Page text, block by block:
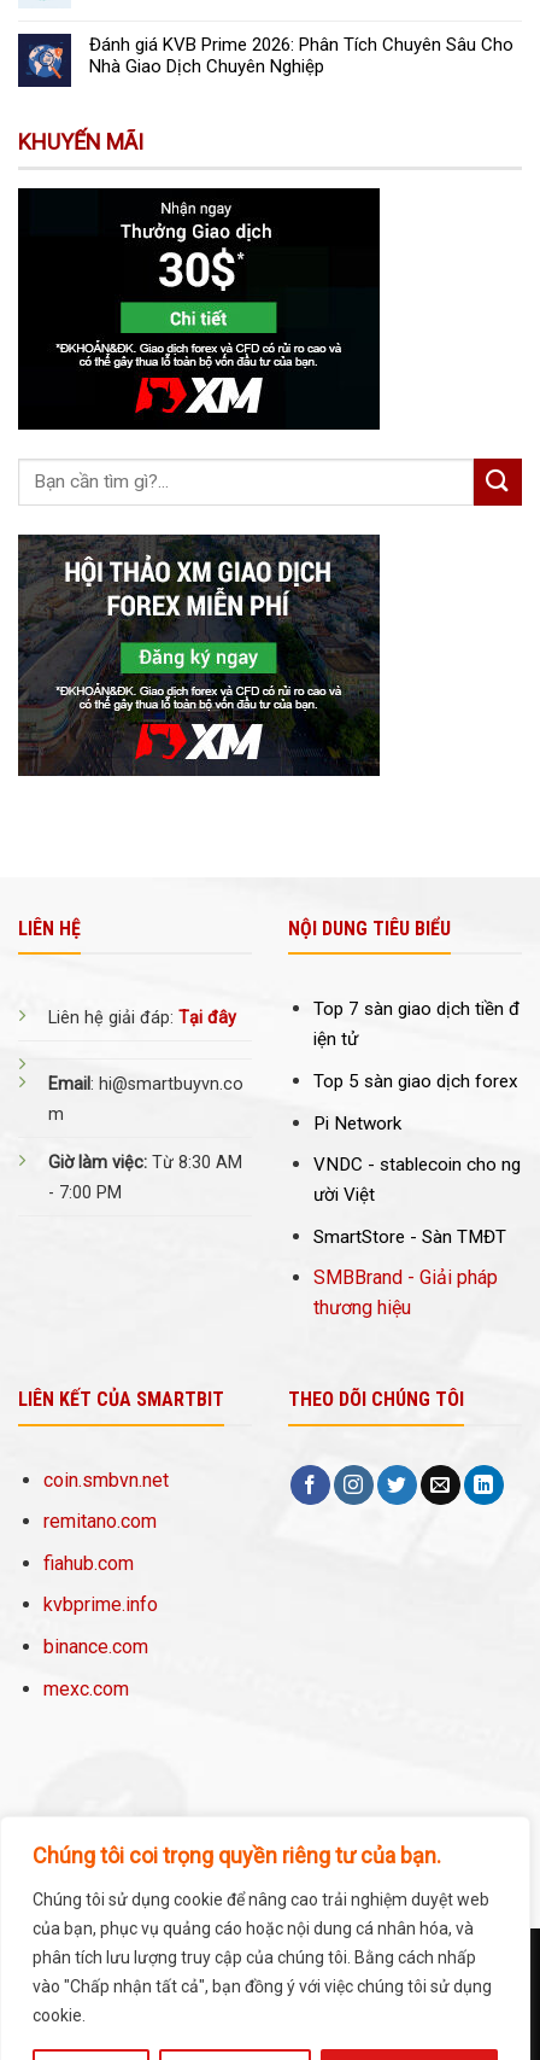
Chúng tôi coi trọng quyền riêng tư của bạn.
Chúng tôi sử dụng cookie để nâng cao trải nghiệm duyệt web
của bạn, phục vụ quảng cáo hoặc nội dung cá nhân hóa, và
phân tích lưu lượng truy cập của chúng tôi. Bằng cách nhấp
vào "Chấp nhận tất cả", bạn đồng ý với việc chúng tôi sử dụng
cookie.
Đánh giá KVB Prime 2026: Phân Tích Chuyên Sâu Cho
Nhà Giao Dịch Chuyên Nghiệp
KHUYẾN MÃI
LIÊN HỆ
Liên hệ giải đáp: Tại đây
Email: hi@smartbuyvn.co
m
Giờ làm việc: Từ 8:30 AM
- 7:00 PM
NỘI DUNG TIÊU BIỂU
Top 7 sàn giao dịch tiền đ
iện tử
Top 5 sàn giao dịch forex
Pi Network
VNDC - stablecoin cho ng
ười Việt
SmartStore - Sàn TMĐT
SMBBrand - Giải pháp
thương hiệu
LIÊN KẾT CỦA SMARTBIT
coin.smbvn.net
remitano.com
fiahub.com
kvbprime.info
binance.com
mexc.com
THEO DÕI CHÚNG TÔI
TRANG CHỦ DỰ ÁN SÀN & VÍ NEWS – BLOG
GIỚI THIỆU
LIÊN HỆ